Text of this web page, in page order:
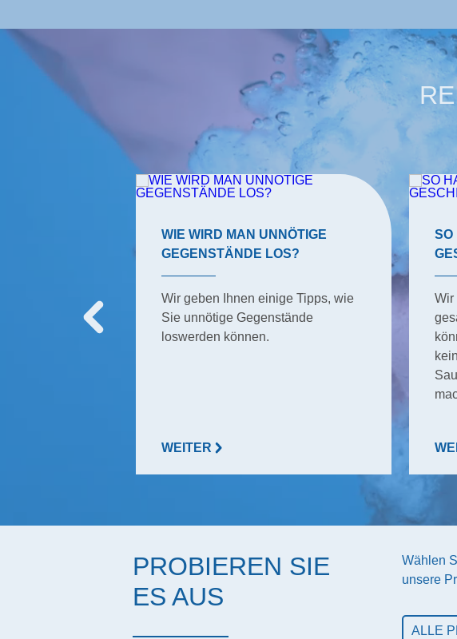
WIE WIRD MAN UNNÖTIGE
GEGENSTÄNDE LOS?
Wir geben Ihnen einige Tipps, wie
Sie unnötige Gegenstände
loswerden können.
WEITER
SO
Wir
PROBIEREN SIE
ES AUS
Wählen
unsere
ALLE